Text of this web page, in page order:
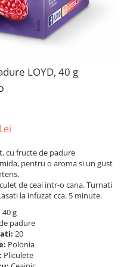
LOYD, 40 g
cu fructe de padure
pentru o aroma si un gust
de ceai intr-o cana. Turnati
la infuzat cca. 5 minute.
40 g
padure
20
Polonia
Pliculete